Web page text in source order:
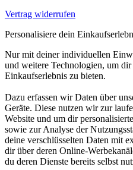
Vertrag widerrufen
Personalisiere dein
Nur mit deiner individuellen
und weitere Technologien, um dir
Einkaufserlebnis zu bieten.
Dazu erfassen wir Daten über
Geräte. Diese nutzen wir zur
Website und um dir
sowie zur Analyse der
deine verschlüsselten Daten mit
dir über deren Online-
du deren Dienste bereits selbst